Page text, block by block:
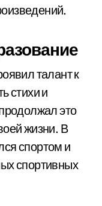
талант к
стихи и
это
жизни. В
спортом и
спортивных